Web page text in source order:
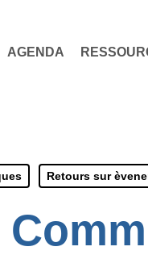
AGENDA
Retours sur